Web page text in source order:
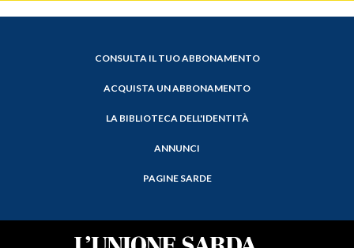
CONSULTA IL TUO ABBONAMENTO
ACQUISTA UN ABBONAMENTO
LA BIBLIOTECA DELL'IDENTITÀ
ANNUNCI
PAGINE SARDE